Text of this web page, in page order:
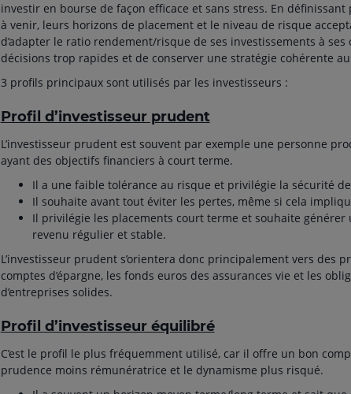
investir en bourse de façon efficace et sans stress. En
à venir, leurs horizons de placement et le niveau de risque
d’adapter le ratio rendement/risque de ses investissements à ses
décisions trop rapides et de conserver une stratégie cohérente
3 profils principaux sont utilisés par les investisseurs :
Profil d’investisseur prudent
L’investisseur prudent est souvent par exemple une personne
ayant des objectifs financiers à court terme.
Il a une faible tolérance au risque et privilégie la sécurité
Il souhaite avant tout éviter les pertes, même si cela
Il privilégie les placements court terme et souhaite générer
revenu régulier et stable.
L’investisseur prudent s’orientera donc principalement vers des
comptes d’épargne, les fonds euros des assurances vie et les
d’entreprises solides.
Profil d’investisseur équilibré
C’est le profil le plus fréquemment utilisé, car il offre un bon
prudence moins rémunératrice et le dynamisme plus risqué.